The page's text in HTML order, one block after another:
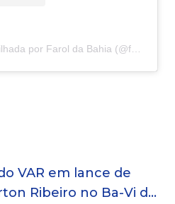
VAR em lance de
Ribeiro no Ba-Vi do